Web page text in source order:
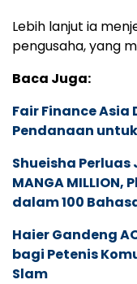
Lebih lanjut ia
pengusaha, yang
Baca Juga:
Fair Finance Asia
Pendanaan untuk
Shueisha
MANGA
dalam 100
Haier Gandeng
bagi Petenis
Slam